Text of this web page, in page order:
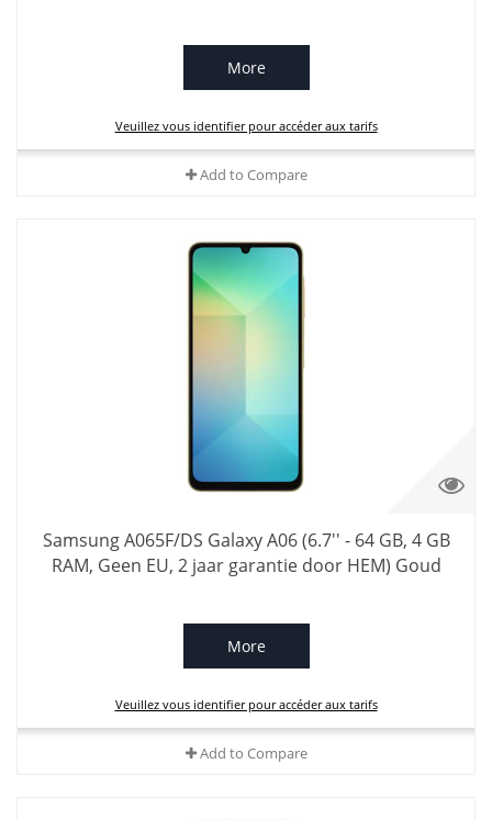
More
Veuillez vous identifier pour accéder aux tarifs
Add to Compare
Samsung A065F/DS Galaxy A06 (6.7'' - 64 GB, 4 GB
RAM, Geen EU, 2 jaar garantie door HEM) Goud
More
Veuillez vous identifier pour accéder aux tarifs
Add to Compare